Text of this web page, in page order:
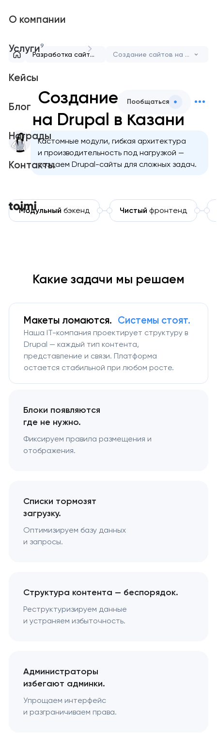
О компании
Услуги9
Кейсы
Блог
Награды
Контакты
Пообщаться
Разработка сайтов Создание сайтов на Drupal
Создание сайтов
на Drupal в Казани
Кастомные модули, гибкая архитектура
и производительность под нагрузкой —
создаем Drupal-сайты для сложных задач.
Модульный бэкенд Чистый фронтенд
Какие задачи мы решаем
Макеты ломаются. Системы стоят.
Наша IT-компания проектирует структуру в
Drupal — каждый тип контента,
представление и связи. Платформа
остается стабильной при любом росте.
Блоки появляются
где не нужно.
Фиксируем правила размещения и
отображения.
Списки тормозят
загрузку.
Оптимизируем базу данных
и запросы.
Структура контента — беспорядок.
Реструктуризируем данные
и устраняем избыточность.
Администраторы
избегают админки.
Упрощаем интерфейс
и разграничиваем права.